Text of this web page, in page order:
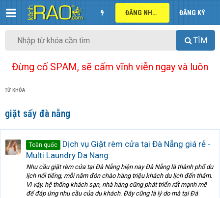
ĐĂNG NHẬP ĐĂNG KÝ
TÌM
Đừng cố SPAM, sẽ cấm vĩnh viễn ngay và luôn
TỪ KHÓA
giặt sấy đà nẵng
Toàn quốc
Dịch vụ Giặt rèm cửa tại Đà Nẵng giá rẻ -
Multi Laundry Da Nang
Nhu cầu giặt rèm cửa tại Đà Nẵng hiện nay Đà Nẵng là thành phố du
lịch nổi tiếng, mỗi năm đón chào hàng triệu khách du lịch đến thăm.
Vì vậy, hệ thống khách sạn, nhà hàng cũng phát triển rất mạnh mẽ
để đáp ứng nhu cầu của du khách. Đây cũng là lý do mà tại Đà